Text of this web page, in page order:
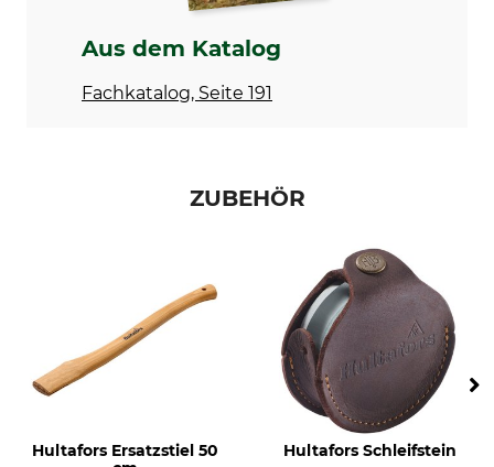
Aus dem Katalog
Fachkatalog, Seite 191
ZUBEHÖR
Hultafors Ersatzstiel 50
Hultafors Schleifstein